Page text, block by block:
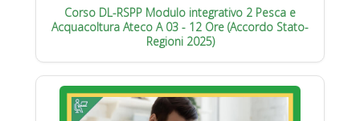
Corso DL-RSPP Modulo integrativo 2 Pesca e
Acquacoltura Ateco A 03 - 12 Ore (Accordo Stato-
Regioni 2025)